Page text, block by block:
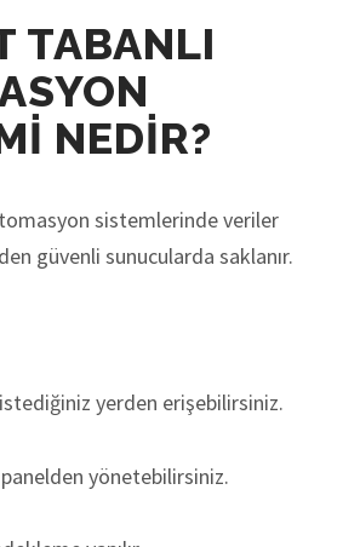
TABANLI
NEDİR?
sistemlerinde veriler
güvenli sunucularda saklanır.
yerden erişebilirsiniz.
yönetebilirsiniz.